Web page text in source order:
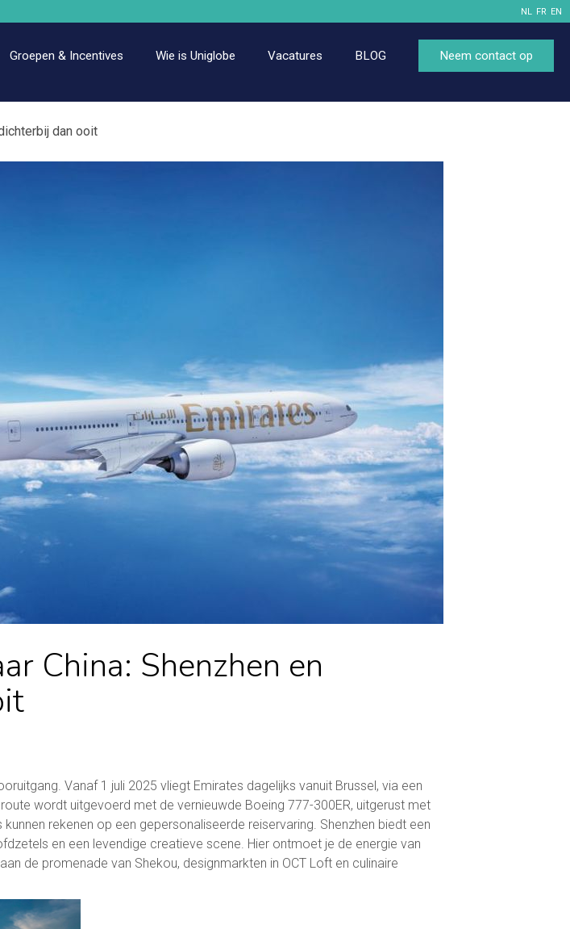
NL FR EN
Groepen & Incentives Wie is Uniglobe Vacatures BLOG Neem contact op
dan ooit
China: Shenzhen en
Vanaf 1 juli 2025 vliegt Emirates dagelijks vanuit Brussel, via een
wordt uitgevoerd met de vernieuwde Boeing 777-300ER, uitgerust met
rekenen op een gepersonaliseerde reiservaring. Shenzhen biedt een
en een levendige creatieve scene. Hier ontmoet je de energie van
de promenade van Shekou, designmarkten in OCT Loft en culinaire